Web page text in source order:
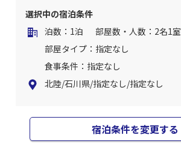
選択中の宿泊条件
泊数：1泊
部屋数・人数：2名1室
部屋タイプ：指定なし
食事条件：指定なし
北陸/石川県/指定なし/指定なし
宿泊条件を変更する